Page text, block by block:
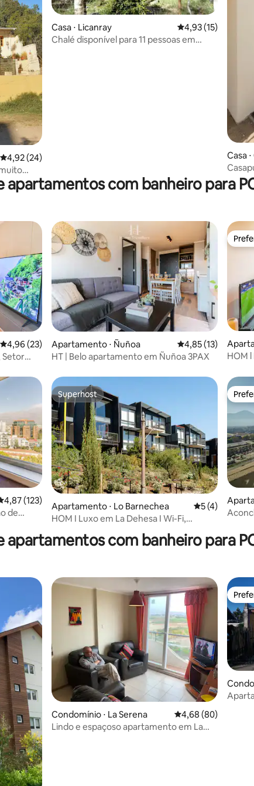
4,92 de uma avaliação média de 5, 24 avaliações
4,92 (24)
Casa ⋅ Licanray 4,93 de uma
4,93 (15)
Chalé disponível para 11 pessoas em
Casa
com banheiro para
4,96 de uma avaliação média de 5, 23 avaliações
4,96 (23)
Setor
Apartamento ⋅ Ñuñoa 4,85 de uma
4,85 (13)
HT | Belo apartamento em Ñuñoa 3PAX
HOM
hóspedes
de uma avaliação média de 5, 123 avaliações
4,87 (123)
de
Superhost
Superhost
Apartamento ⋅ Lo Barnechea 5 de uma
5 (4)
HOM I Luxo em La Dehesa I Wi-Fi,
cidade
com banheiro para
Condomínio ⋅ La Serena 4,68 de uma
4,68 (80)
Lindo e espaçoso apartamento em La